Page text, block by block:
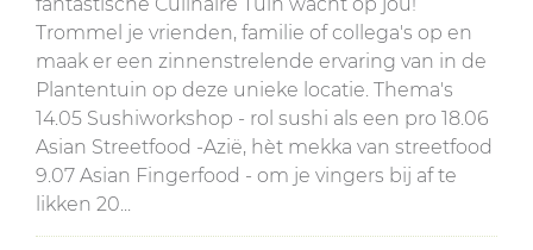
Trommel je vrienden, familie of collega's op en
maak er een zinnenstrelende ervaring van in de
Plantentuin op deze unieke locatie. Thema's
14.05 Sushiworkshop - rol sushi als een pro 18.06
Asian Streetfood -Azië, hèt mekka van streetfood
9.07 Asian Fingerfood - om je vingers bij af te
likken 20...